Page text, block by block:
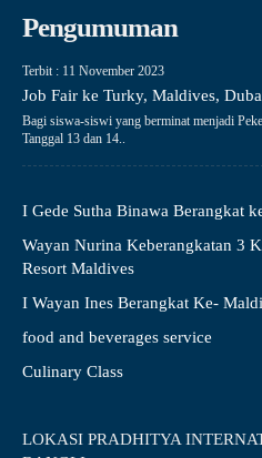
Pengumuman
Terbit : 11 November 2023
Job Fair ke Turky, Maldives,
Bagi siswa-siswi yang berminat menjadi
Tanggal 13 dan 14..
I Gede Sutha Binawa Berangkat
Wayan Nurina Keberangkatan 3
Resort Maldives
I Wayan Ines Berangkat Ke-
food and beverages service
Culinary Class
LOKASI PRADHITYA